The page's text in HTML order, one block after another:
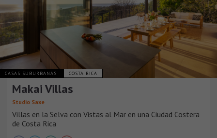
CASAS SUBURBANAS COSTA RICA
Makai Villas
Studio Saxe
Villas en la Selva con Vistas al Mar en una Ciudad Costera
de Costa Rica